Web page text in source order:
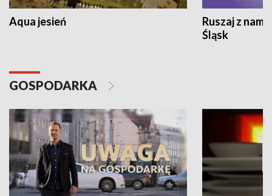
Aqua jesień
Ruszaj z
Śląsk
GOSPODARKA